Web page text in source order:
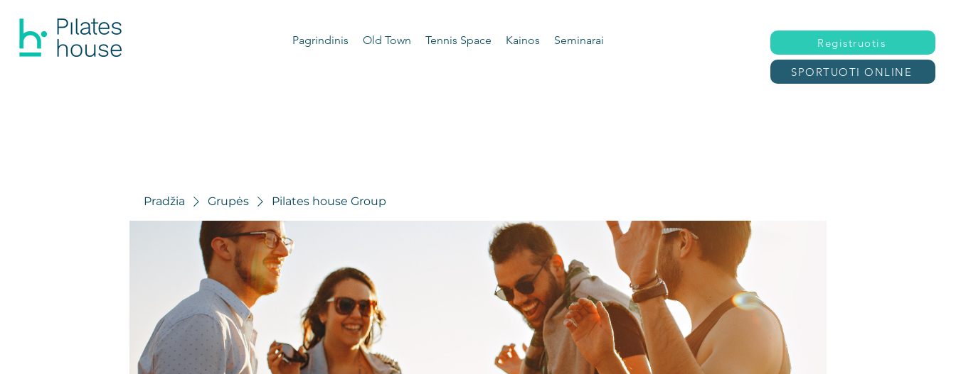
Pagrindinis Old Town Tennis Space Kainos Seminarai Registruotis
SPORTUOTI ONLINE
Pradžia Grupės Pilates house Group